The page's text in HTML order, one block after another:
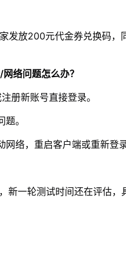
发放200元代金券兑换码
络问题怎么办？
册新账号直接登录。
。
络，重启客户端或重新登录
新一轮测试时间还在评估，